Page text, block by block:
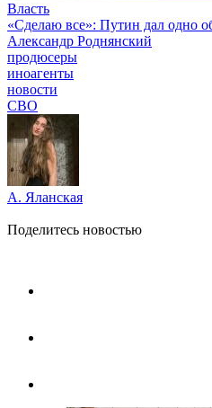
Власть
«Сделаю все»: Путин дал одно
Александр Роднянский
продюсеры
иноагенты
новости
СВО
А. Яланская
Поделитесь новостью